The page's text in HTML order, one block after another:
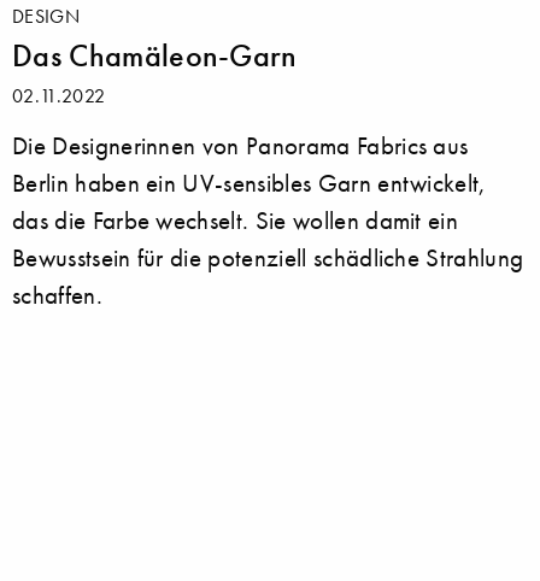
DESIGN
Das Chamäleon-Garn
02.11.2022
Die Designerinnen von Panorama Fabrics aus
Berlin haben ein UV-sensibles Garn entwickelt,
das die Farbe wechselt. Sie wollen damit ein
Bewusstsein für die potenziell schädliche Strahlung
schaffen.